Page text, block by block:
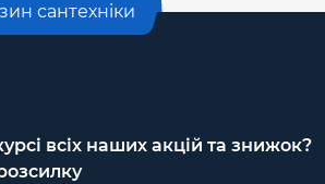
сантехніки
всіх наших акцій та знижок?